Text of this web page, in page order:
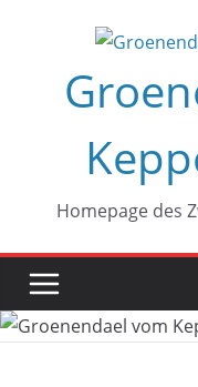
springen
Homepage des